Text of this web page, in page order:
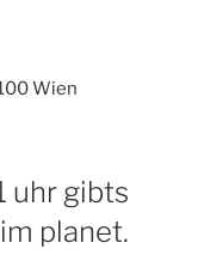
Wien
uhr gibts
planet.